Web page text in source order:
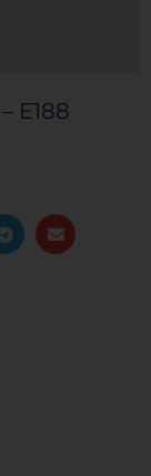
E188